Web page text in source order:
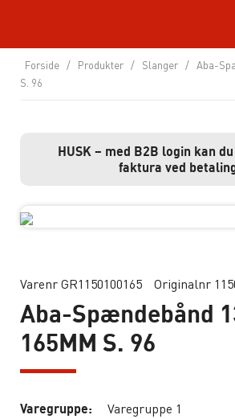
Forside / Produkter / Slanger / Aba-
S. 96
HUSK – med B2B login kan
faktura ved
Varenr GR1150100165 Originalnr
Aba-Spændebånd
165MM S. 96
Varegruppe: Varegruppe 1